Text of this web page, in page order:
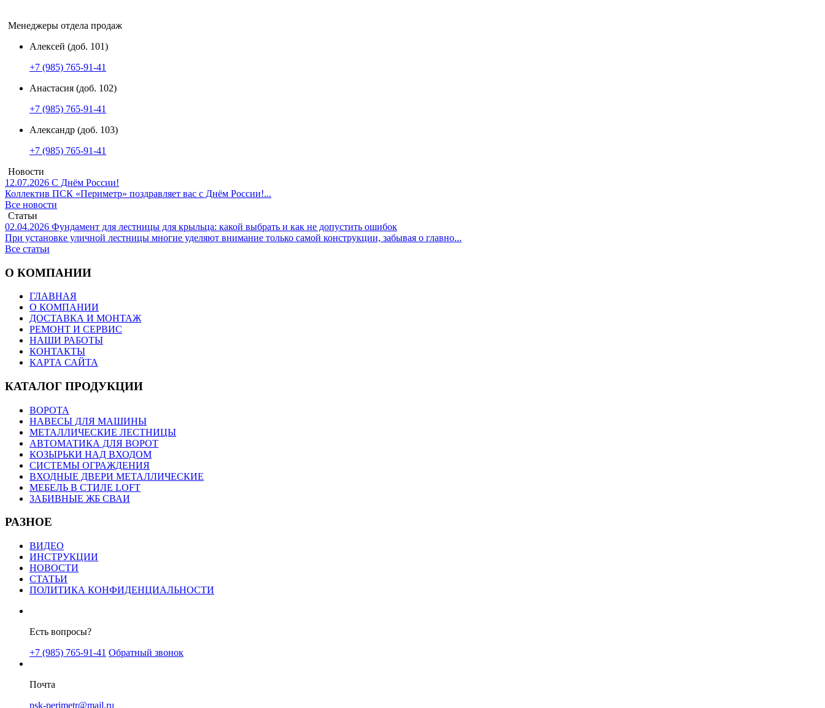
Менеджеры отдела продаж
Алексей (доб. 101)
+7 (985) 765-91-41
Анастасия (доб. 102)
+7 (985) 765-91-41
Александр (доб. 103)
+7 (985) 765-91-41
Новости
12.07.2026 С Днём России!
Коллектив ПСК «Периметр» поздравляет вас с Днём России!...
Все новости
Статьи
02.04.2026 Фундамент для лестницы для крыльца: какой выбрать и как не допустить ошибок
При установке уличной лестницы многие уделяют внимание только самой конструкции, забывая о главно...
Все статьи
О КОМПАНИИ
ГЛАВНАЯ
О КОМПАНИИ
ДОСТАВКА И МОНТАЖ
РЕМОНТ И СЕРВИС
НАШИ РАБОТЫ
КОНТАКТЫ
КАРТА САЙТА
КАТАЛОГ ПРОДУКЦИИ
ВОРОТА
НАВЕСЫ ДЛЯ МАШИНЫ
МЕТАЛЛИЧЕСКИЕ ЛЕСТНИЦЫ
АВТОМАТИКА ДЛЯ ВОРОТ
КОЗЫРЬКИ НАД ВХОДОМ
СИСТЕМЫ ОГРАЖДЕНИЯ
ВХОДНЫЕ ДВЕРИ МЕТАЛЛИЧЕСКИЕ
МЕБЕЛЬ В СТИЛЕ LOFT
ЗАБИВНЫЕ ЖБ СВАИ
РАЗНОЕ
ВИДЕО
ИНСТРУКЦИИ
НОВОСТИ
СТАТЬИ
ПОЛИТИКА КОНФИДЕНЦИАЛЬНОСТИ
Есть вопросы?
+7 (985) 765-91-41 Обратный звонок
Почта
psk-perimetr@mail.ru